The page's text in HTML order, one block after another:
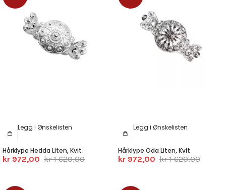
Legg i Ønskelisten
Hårklype Hedda Liten, Kvit
kr 972,00 kr 1 620,00
Legg i Ønskelisten
Hårklype Oda Liten, Kvit
kr 972,00 kr 1 620,00